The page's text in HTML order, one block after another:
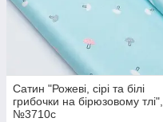
Сатин "Рожеві, сірі та білі
грибочки на бірюзовому тлі",
№3710с